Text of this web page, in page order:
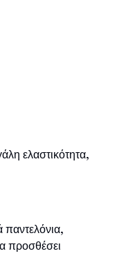
ελαστικότητα,
παντελόνια,
προσθέσει